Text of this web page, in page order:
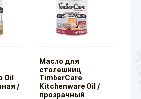
Oil
/
Масло для
столешниц
TimberCare
Kitchenware Oil /
прозрачный